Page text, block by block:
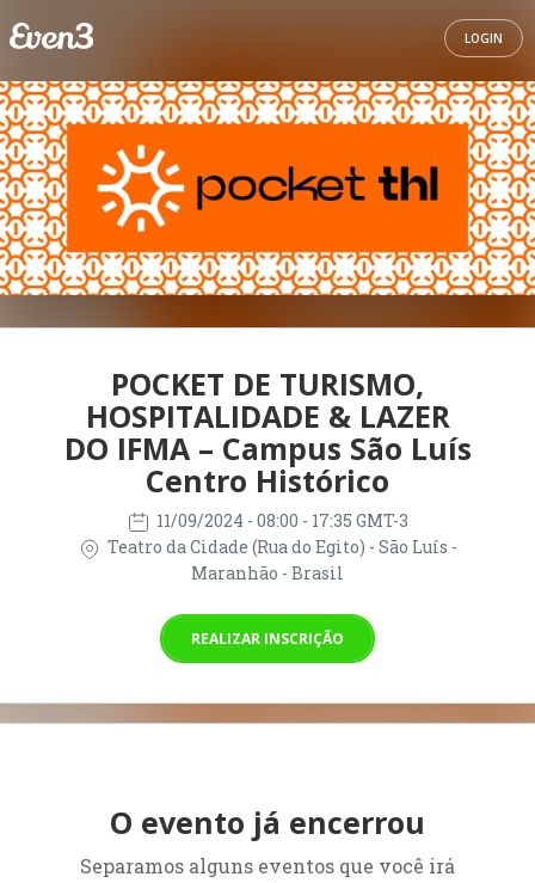
LOGIN
POCKET DE TURISMO,
HOSPITALIDADE & LAZER
DO IFMA – Campus São Luís
Centro Histórico
11/09/2024 - 08:00 - 17:35 GMT-3
Teatro da Cidade (Rua do Egito) - São Luís -
Maranhão - Brasil
REALIZAR INSCRIÇÃO
O evento já encerrou
Separamos alguns eventos que você irá